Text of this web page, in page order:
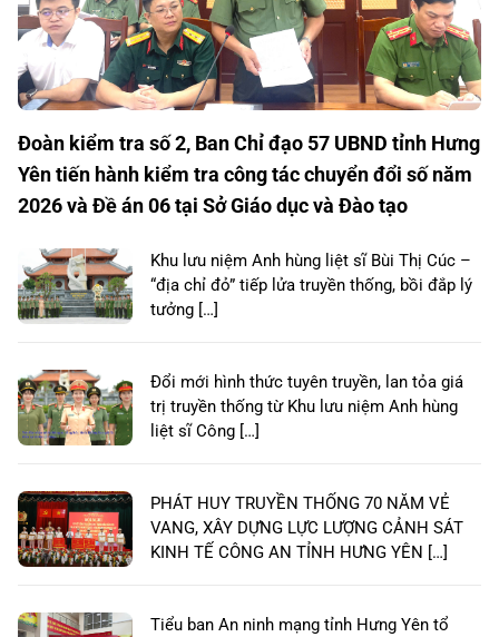
Đoàn kiểm tra số 2, Ban Chỉ đạo 57 UBND tỉnh Hưng
Yên tiến hành kiểm tra công tác chuyển đổi số năm
2026 và Đề án 06 tại Sở Giáo dục và Đào tạo
Khu lưu niệm Anh hùng liệt sĩ Bùi Thị Cúc –
“địa chỉ đỏ” tiếp lửa truyền thống, bồi đắp lý
tưởng […]
Đổi mới hình thức tuyên truyền, lan tỏa giá
trị truyền thống từ Khu lưu niệm Anh hùng
liệt sĩ Công […]
PHÁT HUY TRUYỀN THỐNG 70 NĂM VẺ
VANG, XÂY DỰNG LỰC LƯỢNG CẢNH SÁT
KINH TẾ CÔNG AN TỈNH HƯNG YÊN […]
Tiểu ban An ninh mạng tỉnh Hưng Yên tổ